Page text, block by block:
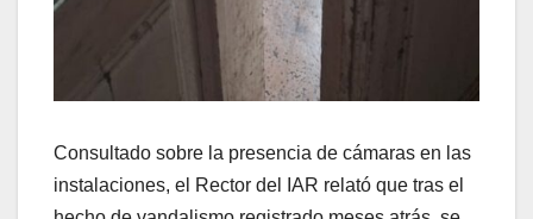
Consultado sobre la presencia de cámaras en las
instalaciones, el Rector del IAR relató que tras el